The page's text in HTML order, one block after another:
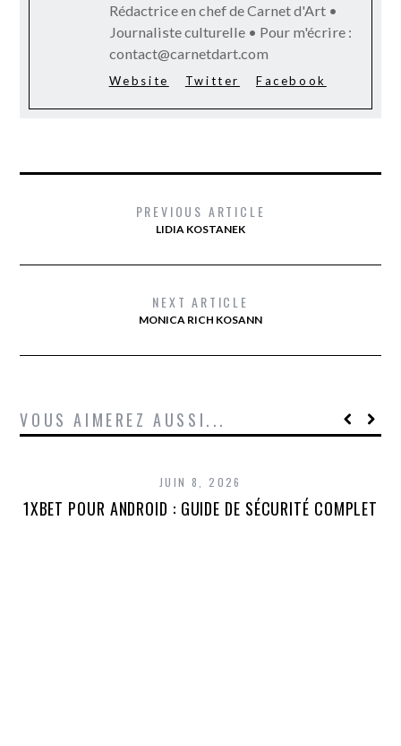
Rédactrice en chef de Carnet d'Art •
Journaliste culturelle • Pour m'écrire :
contact@carnetdart.com
Website Twitter Facebook
PREVIOUS ARTICLE
LIDIA KOSTANEK
NEXT ARTICLE
MONICA RICH KOSANN
VOUS AIMEREZ AUSSI...
JUIN 8, 2026
1XBET POUR ANDROID : GUIDE DE SÉCURITÉ COMPLET